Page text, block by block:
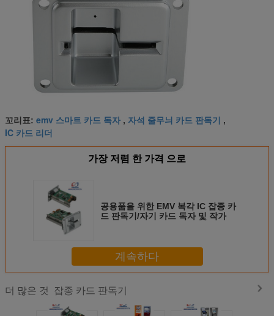
꼬리표: emv 스마트 카드 독자 , 자석 줄무늬 카드 판독기 ,
IC 카드 리더
가장 저렴 한 가격 으로
공용품을 위한 EMV 복각 IC 잡종 카
드 판독기/자기 카드 독자 및 작가
계속하다
더 많은 것 잡종 카드 판독기